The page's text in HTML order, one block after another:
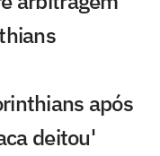
após
deitou'